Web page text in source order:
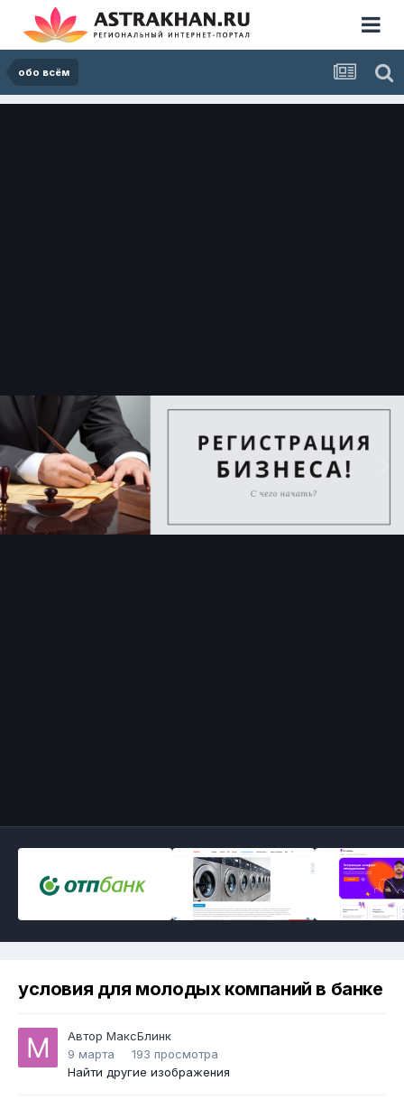
обо всём
условия для молодых компаний в банке
Автор МаксБлинк
9 марта
193 просмотра
Найти другие изображения